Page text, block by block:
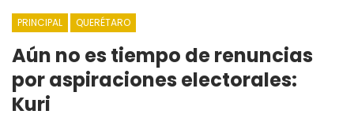
PRINCIPAL QUERÉTARO
Aún no es tiempo de renuncias
por aspiraciones electorales:
Kuri